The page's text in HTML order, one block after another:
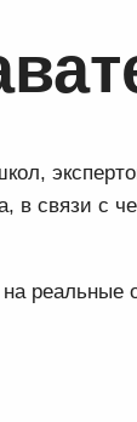
связи с